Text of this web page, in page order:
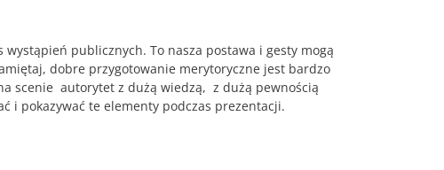
publicznych. To nasza postawa i gesty mogą
dobre przygotowanie merytoryczne jest bardzo
scenie autorytet z dużą wiedzą, z dużą pewnością
i pokazywać te elementy podczas prezentacji.